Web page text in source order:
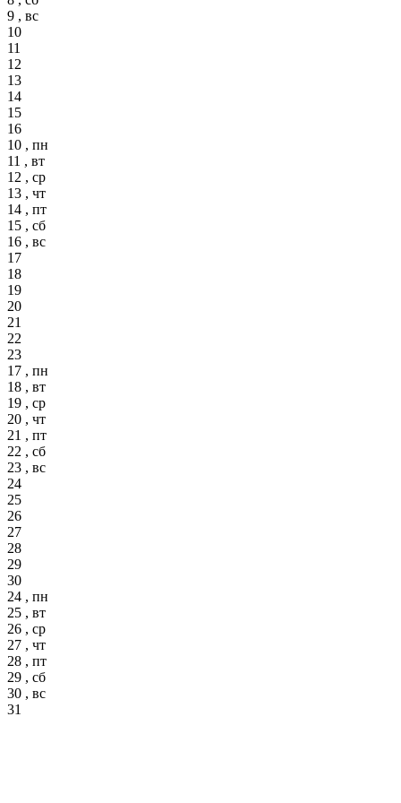
9 , вс
10
11
12
13
14
15
16
10 , пн
11 , вт
12 , ср
13 , чт
14 , пт
15 , сб
16 , вс
17
18
19
20
21
22
23
17 , пн
18 , вт
19 , ср
20 , чт
21 , пт
22 , сб
23 , вс
24
25
26
27
28
29
30
24 , пн
25 , вт
26 , ср
27 , чт
28 , пт
29 , сб
30 , вс
31